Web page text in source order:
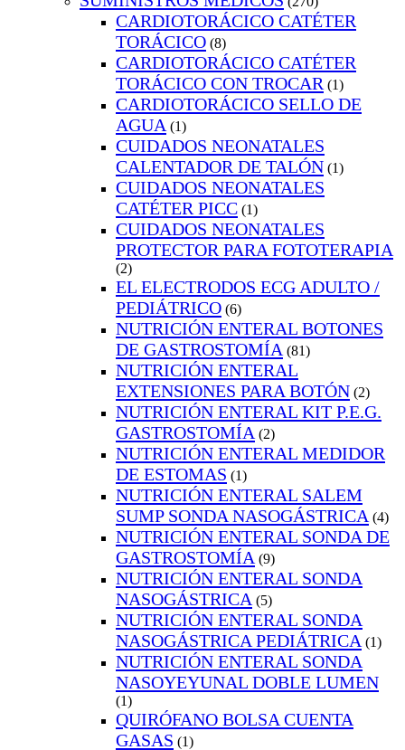
CARDIOTORÁCICO CATÉTER
TORÁCICO (8)
CARDIOTORÁCICO CATÉTER
TORÁCICO CON TROCAR (1)
CARDIOTORÁCICO SELLO DE
AGUA (1)
CUIDADOS NEONATALES
CALENTADOR DE TALÓN (1)
CUIDADOS NEONATALES
CATÉTER PICC (1)
CUIDADOS NEONATALES
PROTECTOR PARA FOTOTERAPIA
(2)
EL ELECTRODOS ECG ADULTO /
PEDIÁTRICO (6)
NUTRICIÓN ENTERAL BOTONES
DE GASTROSTOMÍA (81)
NUTRICIÓN ENTERAL
EXTENSIONES PARA BOTÓN (2)
NUTRICIÓN ENTERAL KIT P.E.G.
GASTROSTOMÍA (2)
NUTRICIÓN ENTERAL MEDIDOR
DE ESTOMAS (1)
NUTRICIÓN ENTERAL SALEM
SUMP SONDA NASOGÁSTRICA (4)
NUTRICIÓN ENTERAL SONDA DE
GASTROSTOMÍA (9)
NUTRICIÓN ENTERAL SONDA
NASOGÁSTRICA (5)
NUTRICIÓN ENTERAL SONDA
NASOGÁSTRICA PEDIÁTRICA (1)
NUTRICIÓN ENTERAL SONDA
NASOYEYUNAL DOBLE LUMEN
(1)
QUIRÓFANO BOLSA CUENTA
GASAS (1)